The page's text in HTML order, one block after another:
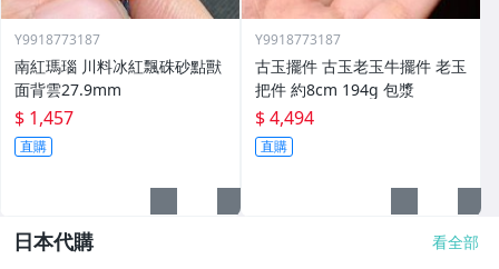
Y9918773187
南紅瑪瑙 川料冰紅飄硃砂點獸
面背雲27.9mm
$ 1,457
直購
Y9918773187
古玉擺件 古玉老玉牛擺件 老玉
把件 約8cm 194g 包漿
$ 4,494
直購
日本代購 看全部